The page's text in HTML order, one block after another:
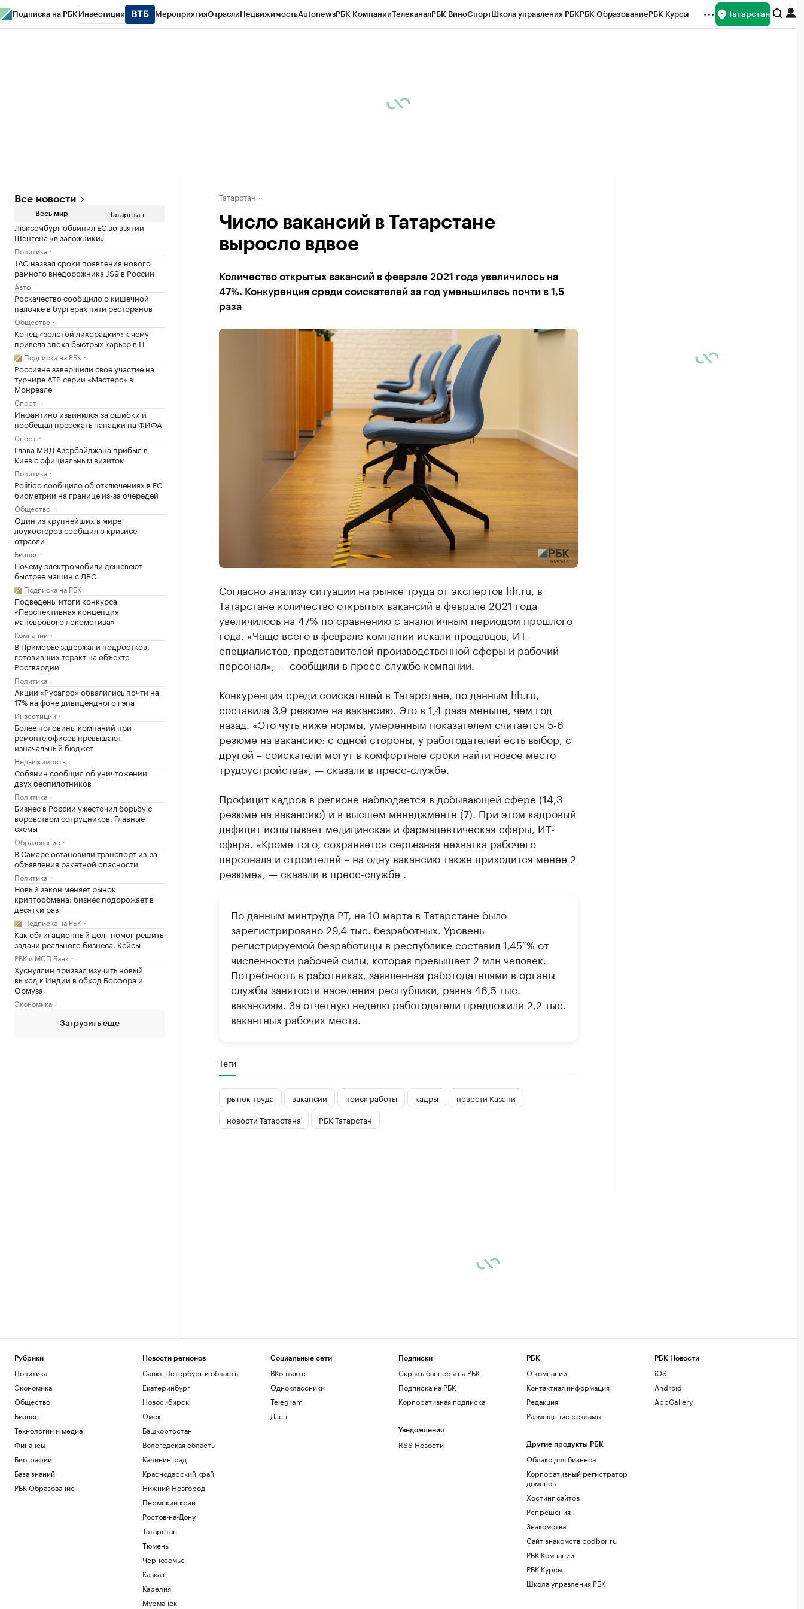
Подписка на РБК Инвестиции МероприятияОтраслиНедвижимостьAutonewsРБК КомпанииТелеканалРБК ВиноСпортШкола управления РБКРБК ОбразованиеРБК Курсы Татарстан
Все новости
Весь мир Татарстан
Люксембург обвинил ЕС во взятии
Шенгена «в заложники»
Политика
JAC назвал сроки появления нового
рамного внедорожника JS9 в России
Авто
Роскачество сообщило о кишечной
палочке в бургерах пяти ресторанов
Общество
Конец «золотой лихорадки»: к чему
привела эпоха быстрых карьер в IT
Подписка на РБК
Россияне завершили свое участие на
турнире ATP серии «Мастерс» в
Монреале
Спорт
Инфантино извинился за ошибки и
пообещал пресекать нападки на ФИФА
Спорт
Глава МИД Азербайджана прибыл в
Киев с официальным визитом
Политика
Politico сообщило об отключениях в ЕС
биометрии на границе из-за очередей
Общество
Один из крупнейших в мире
лоукостеров сообщил о кризисе
отрасли
Бизнес
Почему электромобили дешевеют
быстрее машин с ДВС
Подписка на РБК
Подведены итоги конкурса
«Перспективная концепция
маневрового локомотива»
Компании
В Приморье задержали подростков,
готовивших теракт на объекте
Росгвардии
Политика
Акции «Русагро» обвалились почти на
17% на фоне дивидендного гэпа
Инвестиции
Более половины компаний при
ремонте офисов превышают
изначальный бюджет
Недвижимость
Собянин сообщил об уничтожении
двух беспилотников
Политика
Бизнес в России ужесточил борьбу с
воровством сотрудников. Главные
схемы
Образование
В Самаре остановили транспорт из-за
объявления ракетной опасности
Политика
Новый закон меняет рынок
криптообмена: бизнес подорожает в
десятки раз
Подписка на РБК
Как облигационный долг помог решить
задачи реального бизнеса. Кейсы
РБК и МСП Банк
Хуснуллин призвал изучить новый
выход к Индии в обход Босфора и
Ормуза
Экономика
Загрузить еще
Татарстан
Число вакансий в Татарстане
выросло вдвое
Количество открытых вакансий в феврале 2021 года увеличилось на
47%. Конкуренция среди соискателей за год уменьшилась почти в 1,5
раза
Согласно анализу ситуации на рынке труда от экспертов hh.ru, в
Татарстане количество открытых вакансий в феврале 2021 года
увеличилось на 47% по сравнению с аналогичным периодом прошлого
года. «Чаще всего в феврале компании искали продавцов, ИТ-
специалистов, представителей производственной сферы и рабочий
персонал», — сообщили в пресс-службе компании.
Конкуренция среди соискателей в Татарстане, по данным hh.ru,
составила 3,9 резюме на вакансию. Это в 1,4 раза меньше, чем год
назад. «Это чуть ниже нормы, умеренным показателем считается 5-6
резюме на вакансию: с одной стороны, у работодателей есть выбор, с
другой – соискатели могут в комфортные сроки найти новое место
трудоустройства», — сказали в пресс-службе.
Профицит кадров в регионе наблюдается в добывающей сфере (14,3
резюме на вакансию) и в высшем менеджменте (7). При этом кадровый
дефицит испытывает медицинская и фармацевтическая сферы, ИТ-
сфера. «Кроме того, сохраняется серьезная нехватка рабочего
персонала и строителей – на одну вакансию также приходится менее 2
резюме», — сказали в пресс-службе .
По данным минтруда РТ, на 10 марта в Татарстане было
зарегистрировано 29,4 тыс. безработных. Уровень
регистрируемой безработицы в республике составил 1,45 % от
численности рабочей силы, которая превышает 2 млн человек.
Потребность в работниках, заявленная работодателями в органы
службы занятости населения республики, равна 46,5 тыс.
вакансиям. За отчетную неделю работодатели предложили 2,2 тыс.
вакантных рабочих места.
Теги
рынок труда вакансии поиск работы кадры
новости Казани
новости Татарстана
РБК Татарстан
Рубрики
Политика
Экономика
Общество
Бизнес
Технологии и медиа
Финансы
Биографии
База знаний
РБК Образование
Новости регионов
Санкт-Петербург и область
Екатеринбург
Новосибирск
Омск
Башкортостан
Вологодская область
Калининград
Краснодарский край
Нижний Новгород
Пермский край
Ростов-на-Дону
Татарстан
Тюмень
Черноземье
Кавказ
Карелия
Мурманск
Социальные сети
ВКонтакте
Одноклассники
Telegram
Дзен
Подписки
Скрыть баннеры на РБК
Подписка на РБК
Корпоративная подписка
Уведомления
RSS Новости
РБК
О компании
Контактная информация
Редакция
Размещение рекламы
Другие продукты РБК
Облако для бизнеса
Корпоративный регистратор
доменов
Хостинг сайтов
Рег.решения
Знакомства
Сайт знакомств podbor.ru
РБК Компании
РБК Курсы
Школа управления РБК
РБК Новости
iOS
Android
AppGallery